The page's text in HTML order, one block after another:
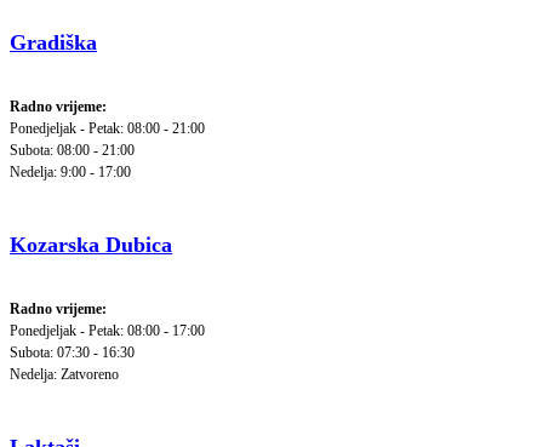
Gradiška
Radno vrijeme:
Ponedjeljak - Petak: 08:00 - 21:00
Subota: 08:00 - 21:00
Nedelja: 9:00 - 17:00
Kozarska Dubica
Radno vrijeme:
Ponedjeljak - Petak: 08:00 - 17:00
Subota: 07:30 - 16:30
Nedelja: Zatvoreno